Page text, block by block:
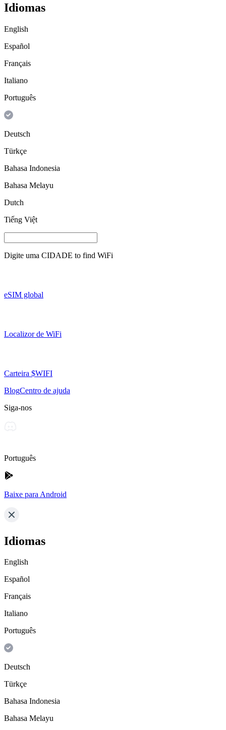
Idiomas
English
Español
Français
Italiano
Português
Deutsch
Türkçe
Bahasa Indonesia
Bahasa Melayu
Dutch
Tiếng Việt
Digite uma CIDADE to find WiFi
eSIM global
Localizor de WiFi
Carteira $WIFI
BlogCentro de ajuda
Siga-nos
Português
Baixe para Android
Idiomas
English
Español
Français
Italiano
Português
Deutsch
Türkçe
Bahasa Indonesia
Bahasa Melayu